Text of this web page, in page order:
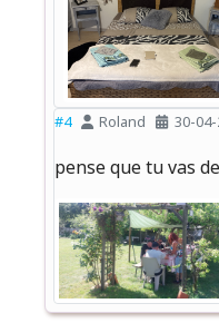
#4 Roland 30-
pense que tu vas